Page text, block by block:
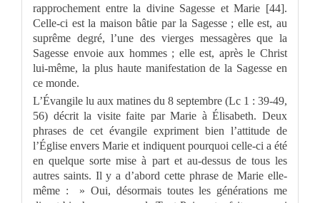
rapprochement entre la divine Sagesse et Marie [44].
Celle-ci est la maison bâtie par la Sagesse ; elle est, au
suprême degré, l’une des vierges messagères que la
Sagesse envoie aux hommes ; elle est, après le Christ
lui-même, la plus haute manifestation de la Sagesse en
ce monde.
L’Évangile lu aux matines du 8 septembre (Lc 1 : 39-49,
56) décrit la visite faite par Marie à Élisabeth. Deux
phrases de cet évangile expriment bien l’attitude de
l’Église envers Marie et indiquent pourquoi celle-ci a été
en quelque sorte mise à part et au-dessus de tous les
autres saints. Il y a d’abord cette phrase de Marie elle-
même : » Oui, désormais toutes les générations me